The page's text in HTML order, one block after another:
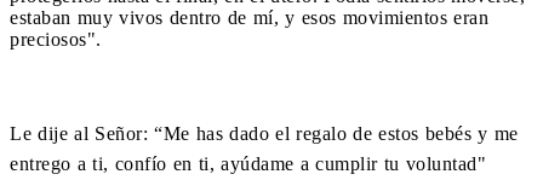
estaban muy vivos dentro de mí, y esos movimientos eran
preciosos".
Le dije al Señor: “Me has dado el regalo de estos bebés y me
entrego a ti, confío en ti, ayúdame a cumplir tu voluntad"